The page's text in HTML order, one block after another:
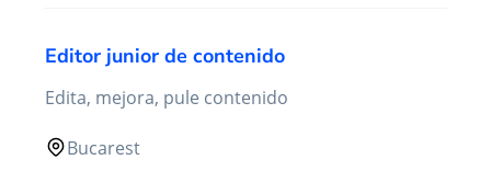
Editor junior de contenido
Edita, mejora, pule contenido
Bucarest